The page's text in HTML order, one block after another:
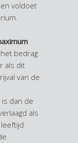
voldoet
bedrag
als dit
van de
dan de
als